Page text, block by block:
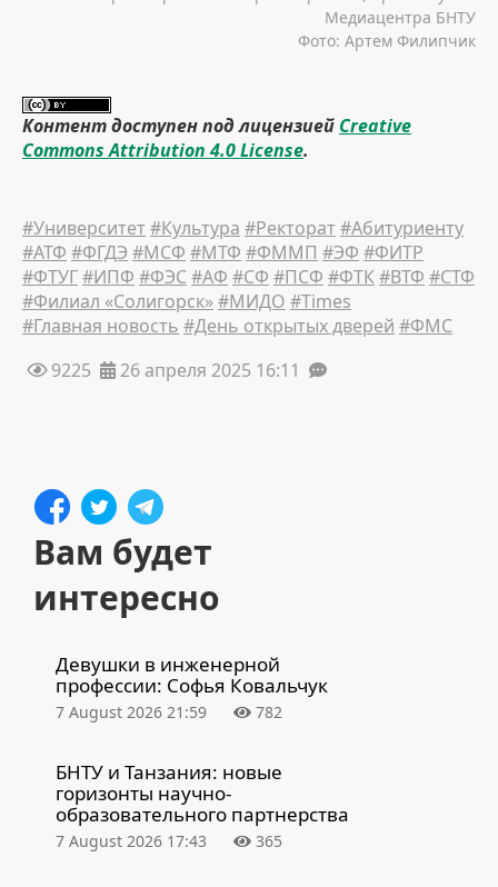
Медиацентра БНТУ
Фото: Артем Филипчик
Контент доступен под лицензией Creative
Commons Attribution 4.0 License.
#Университет#Культура #Ректорат#Абитуриенту
#АТФ #ФГДЭ #МСФ #МТФ #ФММП #ЭФ #ФИТР
#ФТУГ#ИПФ #ФЭС#АФ #СФ #ПСФ #ФТК#ВТФ #СТФ
#Филиал «Солигорск»#МИДО #Times
#Главная новость #День открытых дверей #ФМС
9225
26 апреля 2025 16:11
Вам будет
интересно
Девушки в инженерной
профессии: Софья Ковальчук
7 August 2026 21:59 782
БНТУ и Танзания: новые
горизонты научно-
образовательного партнерства
7 August 2026 17:43 365